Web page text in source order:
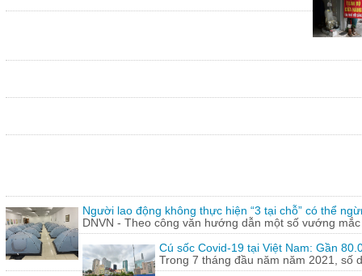
Người lao động không thực hiện “3 tại chỗ” có thể
DNVN - Theo công văn hướng dẫn một số vướng
Cú sốc Covid-19 tại Việt Nam: Gần
Trong 7 tháng đầu năm năm 2021, số